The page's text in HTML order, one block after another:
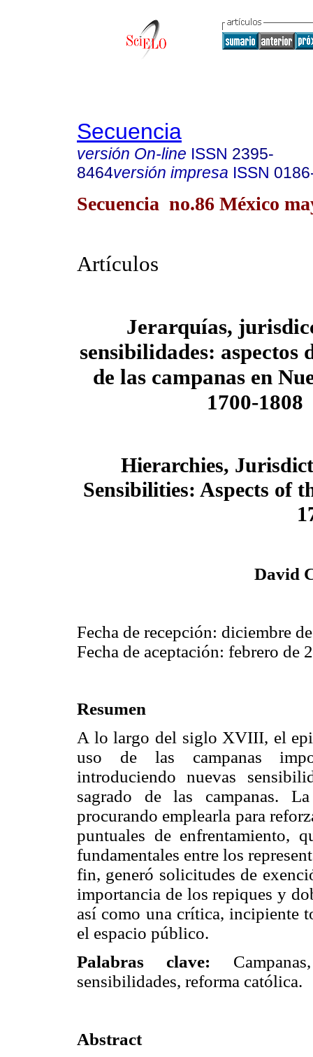
Secuencia
versión On-line ISSN 2395-
8464versión impresa ISSN
Secuencia no.86 México
Artículos
Jerarquías,
sensibilidades: aspectos
de las campanas en
1700-1808
Hierarchies,
Sensibilities: Aspects of
David
Fecha de recepción: diciembre
Fecha de aceptación: febrero de
Resumen
A lo largo del siglo XVIII, el
uso de las campanas
introduciendo nuevas
sagrado de las campanas.
procurando emplearla para
puntuales de enfrentamiento,
fundamentales entre los
fin, generó solicitudes de
importancia de los repiques y
así como una crítica, incipiente
el espacio público.
Palabras clave:
sensibilidades, reforma católica.
Abstract